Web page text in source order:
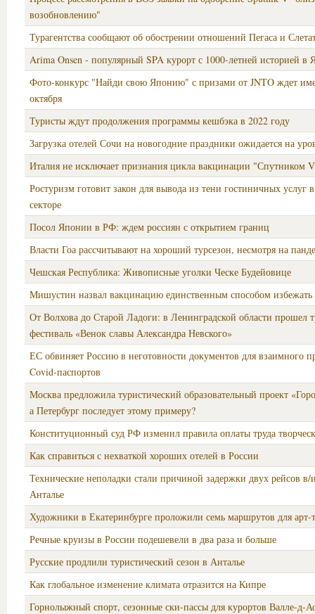
возобновлению"
Турагентства сообщают об обострении отношений Пегаса и
Arima Onsen - популярный SPA курорт с 1000-летней историей в
Фото-конкурс "Найди свою Японию" с призами от JNTO ждет
октября
Туристы ждут продолжения программы кешбэка в 2022 году
Загрузка отелей Сочи на новогодние праздники ожидается на
Италия не исключает признания цикла вакцинации "Спутником
Ростуризм готовит закон для вывода из тени гостиничных услуг
секторе
Посол Японии в РФ: ждем россиян с открытием границ
Власти Гоа рассчитывают на хороший турсезон, несмотря на
Чешская Республика: Живописные уголки Ческе Будейовице
Мишустин назвал вакцинацию единственным способом избежать
От Волхова до Старой Ладоги: в Ленинградской области прошел
фестиваль «Венок славы Александра Невского»
ЕС обвиняет Россию в неготовности документов для взаимного
Covid-паспортов
Москва предложила туристический образовательный проект
а Петербург последует этому примеру?
Конституционный суд РФ изменил правила оплаты труда
Как справиться с нехваткой хороших отелей в России
Технические неполадки стали причиной задержки двух рейсов в/
Анталье
Художники в Екатеринбурге проложили семь маршрутов для арт-
Речные круизы в России подешевели в два раза и больше
Русские продлили туристический сезон в Анталье
Как глобальное изменение климата отразится на Кипре
Горнолыжный спорт, сезонные ски-пассы для курортов Валле-д-